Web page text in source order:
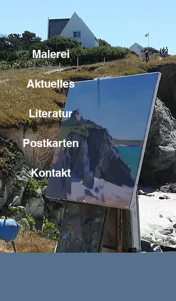
Malerei
Aktuelles
Literatur
Postkarten
Kontakt